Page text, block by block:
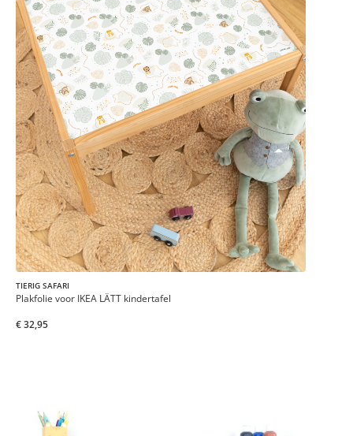
TIERIG SAFARI
Plakfolie voor IKEA LÄTT kindertafel
€ 32,95